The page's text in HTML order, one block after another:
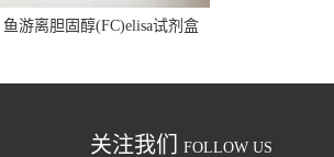
鱼游离胆固醇(FC)elisa试剂盒
关注我们 FOLLOW US